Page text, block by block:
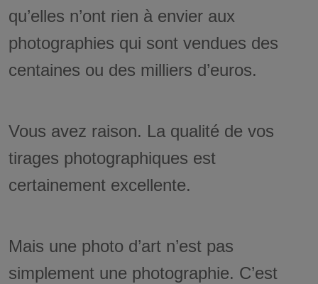
qu’elles n’ont rien à envier aux
photographies qui sont vendues des
centaines ou des milliers d’euros.
Vous avez raison. La qualité de vos
tirages photographiques est
certainement excellente.
Mais une photo d’art n’est pas
simplement une photographie. C’est